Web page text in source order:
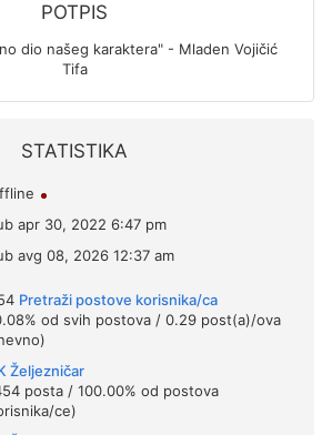
POTPIS
dio našeg karaktera" - Mladen Vojičić
Tifa
STATISTIKA
apr 30, 2022 6:47 pm
avg 08, 2026 12:37 am
Pretraži postove korisnika/ca
od svih postova / 0.29 post(a)/ova
Željezničar
posta / 100.00% od postova
ce)